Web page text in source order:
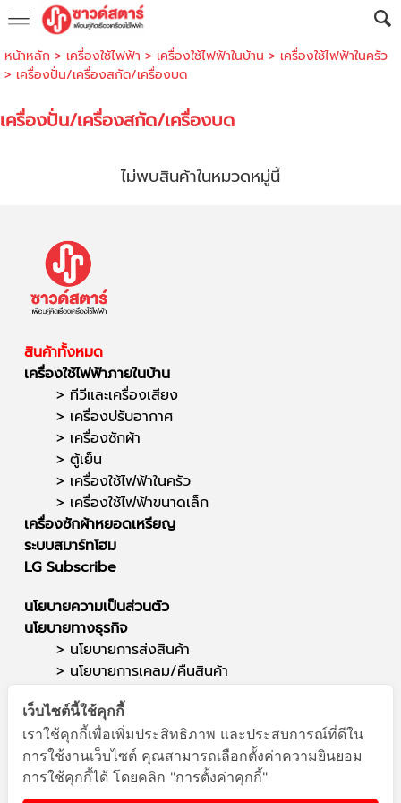
หน้าหลัก > เครื่องใช้ไฟฟ้า > เครื่องใช้ไฟฟ้าในบ้าน > เครื่องใช้ไฟฟ้าในครัว
> เครื่องปั่น/เครื่องสกัด/เครื่องบด
เครื่องปั่น/เครื่องสกัด/เครื่องบด
ไม่พบสินค้าในหมวดหมู่นี้
สินค้าทั้งหมด
เครื่องใช้ไฟฟ้าภายในบ้าน
> ทีวีและเครื่องเสียง
> เครื่องปรับอากาศ
> เครื่องซักผ้า
> ตู้เย็น
> เครื่องใช้ไฟฟ้าในครัว
> เครื่องใช้ไฟฟ้าขนาดเล็ก
เครื่องซักผ้าหยอดเหรียญ
ระบบสมาร์ทโฮม
LG Subscribe
นโยบายความเป็นส่วนตัว
นโยบายทางธุรกิจ
> นโยบายการส่งสินค้า
> นโยบายการเคลม/คืนสินค้า
ติดต่อเรา
ซาวด์สตาร์ (สำนักงานใหญ่)
สาขาแยกสนามบิน
โทรศัพท์ : 095-564-1949
E-mail :info@soundstar.co.th
เว็บไซต์นี้ใช้คุกกี้
เราใช้คุกกี้เพื่อเพิ่มประสิทธิภาพ และประสบการณ์ที่ดีใน
การใช้งานเว็บไซต์ คุณสามารถเลือกตั้งค่าความยินยอม
การใช้คุกกี้ได้ โดยคลิก "การตั้งค่าคุกกี้"